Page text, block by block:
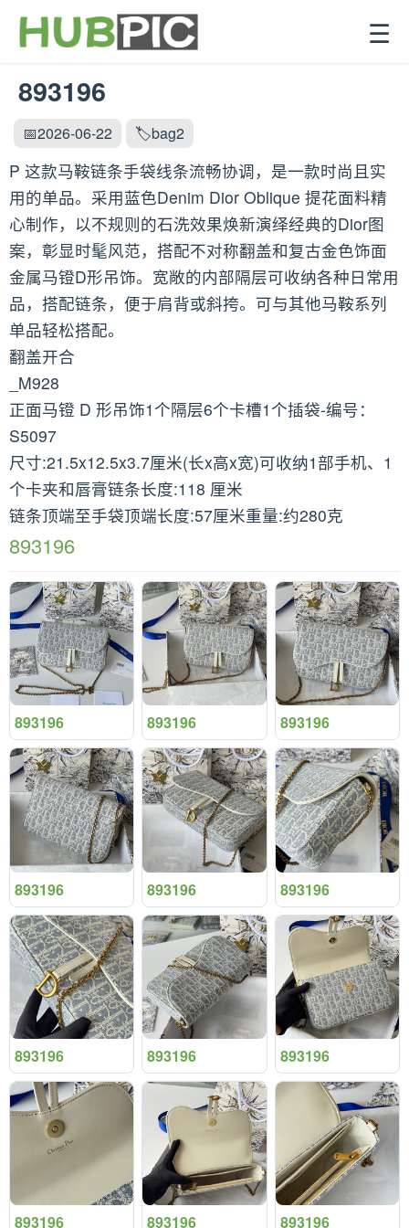
☰
893196
📅2026-06-22 🏷️bag2
P 这款马鞍链条手袋线条流畅协调，是一款时尚且实
用的单品。采用蓝色Denim Dior Oblique 提花面料精
心制作，以不规则的石洗效果焕新演绎经典的Dior图
案，彰显时髦风范，搭配不对称翻盖和复古金色饰面
金属马镫D形吊饰。宽敞的内部隔层可收纳各种日常用
品，搭配链条，便于肩背或斜挎。可与其他马鞍系列
单品轻松搭配。
翻盖开合
_M928
正面马镫 D 形吊饰1个隔层6个卡槽1个插袋-编号：
S5097
尺寸:21.5x12.5x3.7厘米(长x高x宽)可收纳1部手机、1
个卡夹和唇膏链条长度:118 厘米
链条顶端至手袋顶端长度:57厘米重量:约280克
893196
893196 893196 893196
893196 893196 893196
893196 893196 893196
893196 893196 893196